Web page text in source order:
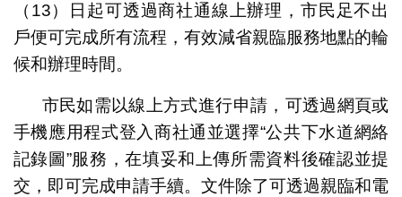
（13）日起可透過商社通線上辦理，市民足不出
戶便可完成所有流程，有效減省親臨服務地點的輪
候和辦理時間。
市民如需以線上方式進行申請，可透過網頁或
手機應用程式登入商社通並選擇“公共下水道網絡
記錄圖”服務，在填妥和上傳所需資料後確認並提
交，即可完成申請手續。文件除了可透過親臨和電